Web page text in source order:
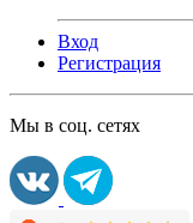
Вход
Регистрация
Мы в соц. сетях